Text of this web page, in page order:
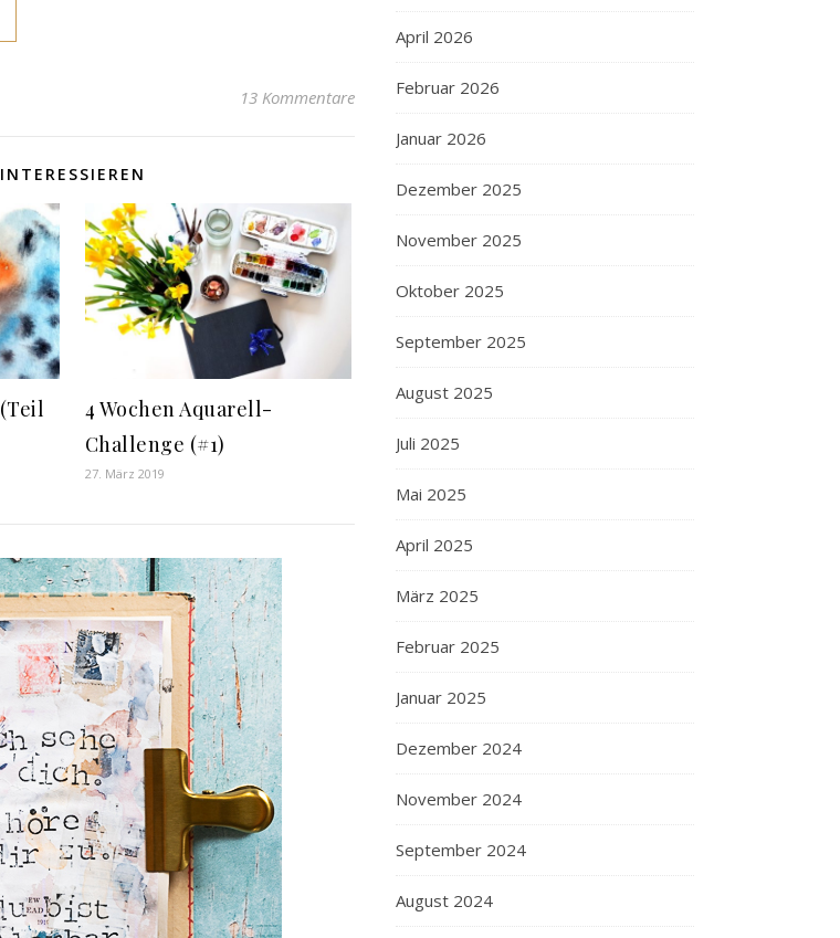
13 Kommentare
4 Wochen Aquarell-
Challenge (#1)
27. März 2019
April 2026
Februar 2026
Januar 2026
Dezember 2025
November 2025
Oktober 2025
September 2025
August 2025
Juli 2025
Mai 2025
April 2025
März 2025
Februar 2025
Januar 2025
Dezember 2024
November 2024
September 2024
August 2024